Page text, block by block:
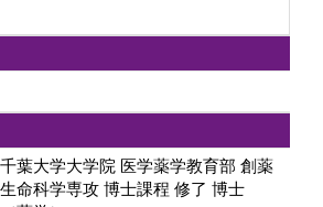
千葉大学大学院 医学薬学教育部 創薬
生命科学専攻 博士課程 修了 博士